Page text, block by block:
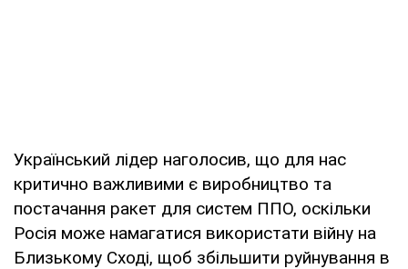
Український лідер наголосив, що для нас
критично важливими є виробництво та
постачання ракет для систем ППО, оскільки
Росія може намагатися використати війну на
Близькому Сході, щоб збільшити руйнування в